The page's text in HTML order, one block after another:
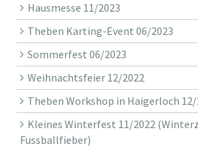
Hausmesse 11/2023
Theben Karting-Event 06/2023
Sommerfest 06/2023
Weihnachtsfeier 12/2022
Theben Workshop in Haigerloch 12/
Kleines Winterfest 11/2022
Fussballfieber)